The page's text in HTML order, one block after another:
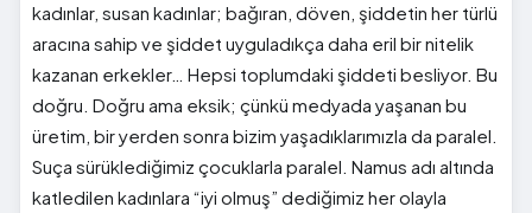
kadınlar, susan kadınlar; bağıran, döven, şiddetin her türlü
aracına sahip ve şiddet uyguladıkça daha eril bir nitelik
kazanan erkekler… Hepsi toplumdaki şiddeti besliyor. Bu
doğru. Doğru ama eksik; çünkü medyada yaşanan bu
üretim, bir yerden sonra bizim yaşadıklarımızla da paralel.
Suça sürüklediğimiz çocuklarla paralel. Namus adı altında
katledilen kadınlara “iyi olmuş” dediğimiz her olayla